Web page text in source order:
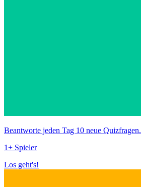
Beantworte jeden Tag 10 neue Quizfragen.
1+ Spieler
Los geht's!